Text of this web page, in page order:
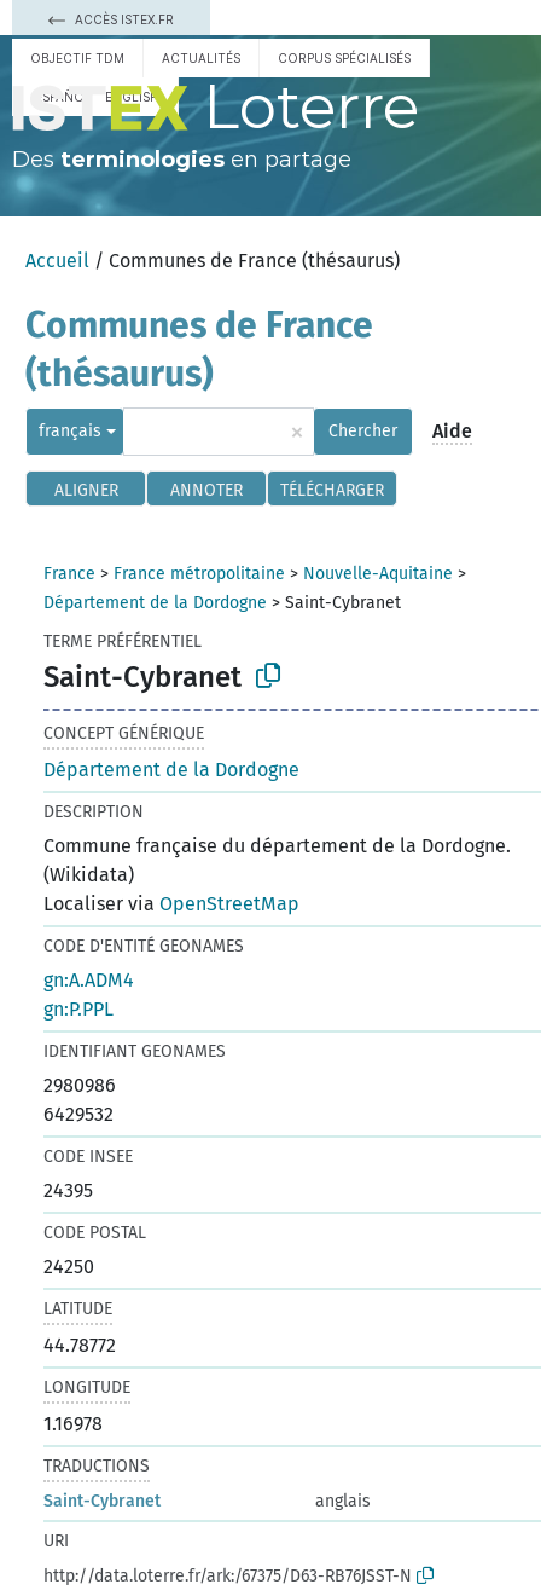
ACCÈS ISTEX.FR
OBJECTIF TDM ACTUALITÉS CORPUS SPÉCIALISÉS
ESPAÑOL ENGLISH Loterre
Des terminologies en partage
Accueil / Communes de France (thésaurus)
Communes de France
(thésaurus)
français × Chercher Aide
ALIGNER ANNOTER TÉLÉCHARGER
France > France métropolitaine > Nouvelle-Aquitaine >
Département de la Dordogne >Saint-Cybranet
TERME PRÉFÉRENTIEL
Saint-Cybranet
CONCEPT GÉNÉRIQUE
Département de la Dordogne
DESCRIPTION
Commune française du département de la Dordogne.
(Wikidata)
Localiser viaOpenStreetMap
CODE D'ENTITÉ GEONAMES
gn:A.ADM4
gn:P.PPL
IDENTIFIANT GEONAMES
2980986
6429532
CODE INSEE
24395
CODE POSTAL
24250
LATITUDE
44.78772
LONGITUDE
1.16978
TRADUCTIONS
Saint-Cybranet
anglais
URI
http://data.loterre.fr/ark:/67375/D63-RB76JSST-N